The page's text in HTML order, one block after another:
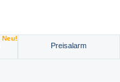
Neu!
Preisalarm